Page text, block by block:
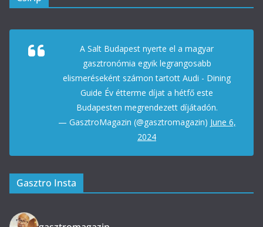
A Salt Budapest nyerte el a magyar
gasztronómia egyik legrangosabb
elismeréseként számon tartott Audi - Dining
Guide Év étterme díjat a hétfő este
Budapesten megrendezett díjátadón.
— GasztroMagazin (@gasztromagazin) June 6,
2024
Gasztro Insta